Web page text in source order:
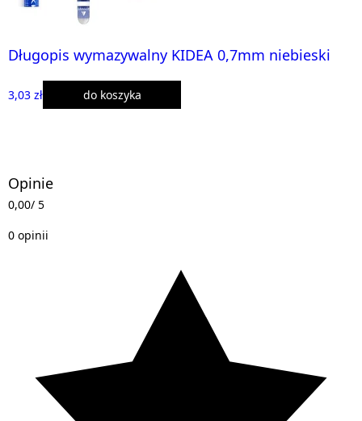
Długopis wymazywalny KIDEA 0,7mm niebieski
3,03 zł do koszyka
Opinie
0,00/ 5
0 opinii